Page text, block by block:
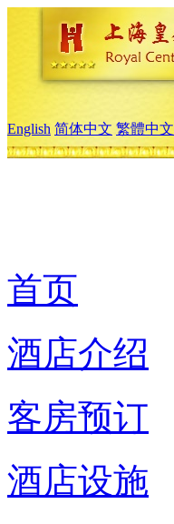
English 简体中文 繁體中文
首页
酒店介绍
客房预订
酒店设施